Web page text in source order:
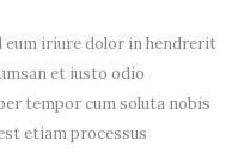
eum iriure dolor in hendrerit
et iusto odio
tempor cum soluta nobis
etiam processus